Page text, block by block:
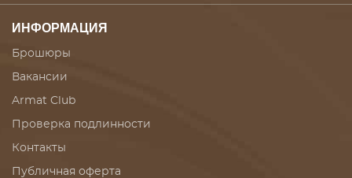
ИНФОРМАЦИЯ
Брошюры
Вакансии
Armat Club
Проверка подлинности
Контакты
Публичная оферта